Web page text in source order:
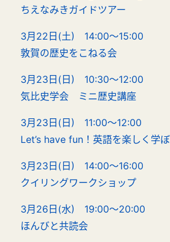
ちえなみきガイドツアー
3月22日(土) 14:00～15:00
敦賀の歴史をこねる会
3月23日(日) 10:30～12:00
気比史学会 ミニ歴史講座
3月23日(日) 11:00～12:00
Let’s have fun！英語を楽しく学ぼ
3月23日(日) 14:00～16:00
クイリングワークショップ
3月26日(水) 19:00～20:00
ほんびと共読会